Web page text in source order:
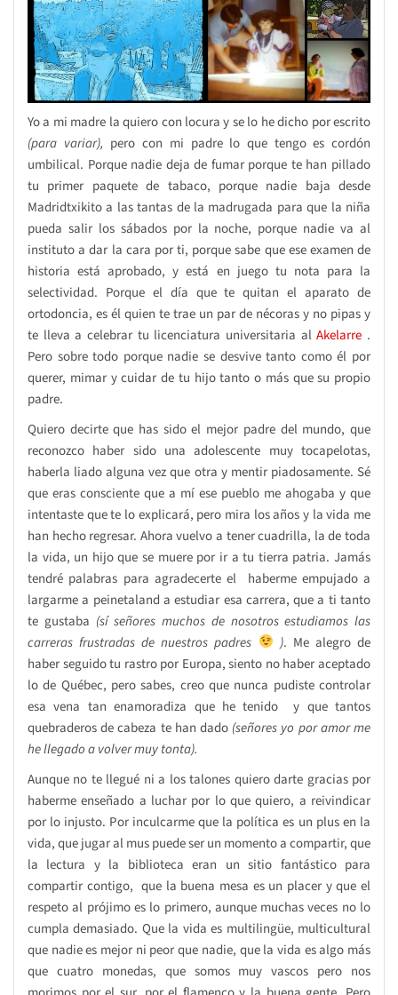
Yo a mi madre la quiero con locura y se lo he dicho por escrito
(para variar), pero con mi padre lo que tengo es cordón
umbilical. Porque nadie deja de fumar porque te han pillado
tu primer paquete de tabaco, porque nadie baja desde
Madridtxikito a las tantas de la madrugada para que la niña
pueda salir los sábados por la noche, porque nadie va al
instituto a dar la cara por ti, porque sabe que ese examen de
historia está aprobado, y está en juego tu nota para la
selectividad. Porque el día que te quitan el aparato de
ortodoncia, es él quien te trae un par de nécoras y no pipas y
te lleva a celebrar tu licenciatura universitaria alAkelarre .
Pero sobre todo porque nadie se desvive tanto como él por
querer, mimar y cuidar de tu hijo tanto o más que su propio
padre.
Quiero decirte que has sido el mejor padre del mundo, que
reconozco haber sido una adolescente muy tocapelotas,
haberla liado alguna vez que otra y mentir piadosamente. Sé
que eras consciente que a mí ese pueblo me ahogaba y que
intentaste que te lo explicará, pero mira los años y la vida me
han hecho regresar. Ahora vuelvo a tener cuadrilla, la de toda
la vida, un hijo que se muere por ir a tu tierra patria. Jamás
tendré palabras para agradecerte el haberme empujado a
largarme a peinetaland a estudiar esa carrera, que a ti tanto
te gustaba (sí señores muchos de nosotros estudiamos las
carreras frustradas de nuestros padres
). Me alegro de
haber seguido tu rastro por Europa, siento no haber aceptado
lo de Québec, pero sabes, creo que nunca pudiste controlar
esa vena tan enamoradiza que he tenido y que tantos
quebraderos de cabeza te han dado (señores yo por amor me
he llegado a volver muy tonta).
Aunque no te llegué ni a los talones quiero darte gracias por
haberme enseñado a luchar por lo que quiero, a reivindicar
por lo injusto. Por inculcarme que la política es un plus en la
vida, que jugar al mus puede ser un momento a compartir, que
la lectura y la biblioteca eran un sitio fantástico para
compartir contigo, que la buena mesa es un placer y que el
respeto al prójimo es lo primero, aunque muchas veces no lo
cumpla demasiado. Que la vida es multilingüe, multicultural
que nadie es mejor ni peor que nadie, que la vida es algo más
que cuatro monedas, que somos muy vascos pero nos